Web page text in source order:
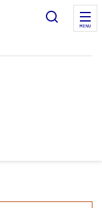
Ouvrir
MENU